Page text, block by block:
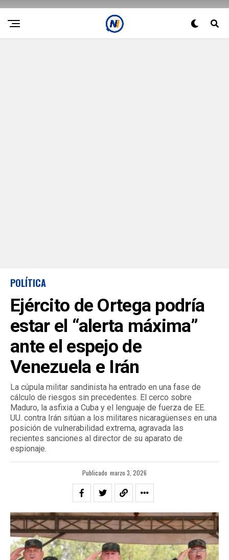
POLÍTICA
Ejército de Ortega podría
estar el “alerta máxima”
ante el espejo de
Venezuela e Irán
La cúpula militar sandinista ha entrado en una fase de
cálculo de riesgos sin precedentes. El cerco sobre
Maduro, la asfixia a Cuba y el lenguaje de fuerza de EE.
UU. contra Irán sitúan a los militares nicaragüenses en una
posición de vulnerabilidad extrema, agravada las
recientes sanciones al director de su aparato de
espionaje.
Publicado marzo 3, 2026